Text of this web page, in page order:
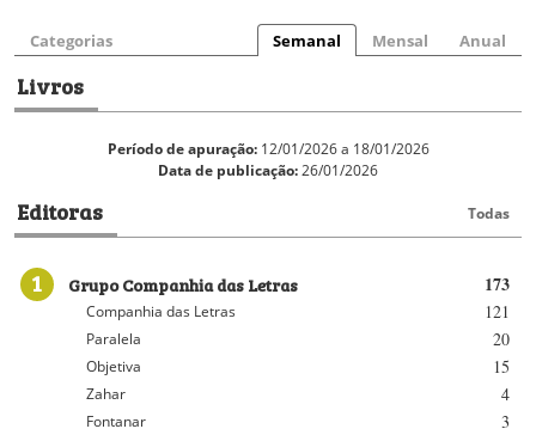
Categorias Semanal Mensal Anual
Livros
Período de apuração:12/01/2026 a 18/01/2026
Data de publicação:26/01/2026
Editoras Todas
1 173
Grupo Companhia das Letras
121
Companhia das Letras
20
Paralela
15
Objetiva
4
Zahar
3
Fontanar